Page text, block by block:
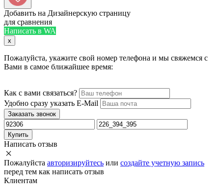
Добавить на Дизайнерскую страницу
для сравнения
Написать в WA
x
Пожалуйста, укажите свой номер телефона и мы свяжемся с
Вами в самое ближайшее время:
Как с вами связаться?
Удобно сразу указать E-Mail
Заказать звонок
Купить
Написать отзыв
Пожалуйста авторизируйтесь или создайте учетную запись
перед тем как написать отзыв
Клиентам